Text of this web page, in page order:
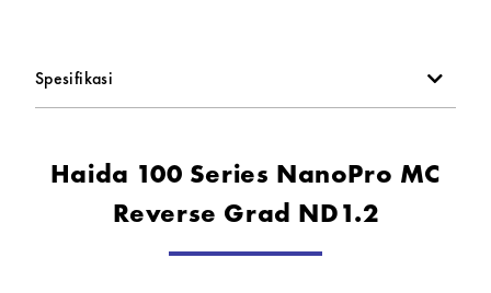
mempengaruhi ketajaman ataupun warna gambar.
Spesifikasi
Haida 100 Series NanoPro MC
Reverse Grad ND1.2